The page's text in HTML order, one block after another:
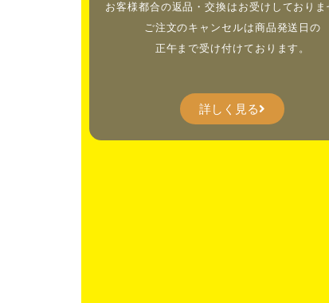
お客様都合の返品・交換はお受けしておりま
ご注文のキャンセルは商品発送日の
正午まで受け付けております。
詳しく見る